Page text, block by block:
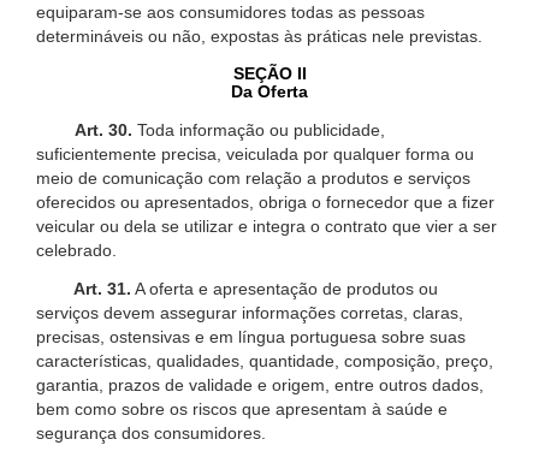
equiparam-se aos consumidores todas as pessoas
determináveis ou não, expostas às práticas nele previstas.
SEÇÃO II
Da Oferta
Art. 30. Toda informação ou publicidade,
suficientemente precisa, veiculada por qualquer forma ou
meio de comunicação com relação a produtos e serviços
oferecidos ou apresentados, obriga o fornecedor que a fizer
veicular ou dela se utilizar e integra o contrato que vier a ser
celebrado.
Art. 31. A oferta e apresentação de produtos ou
serviços devem assegurar informações corretas, claras,
precisas, ostensivas e em língua portuguesa sobre suas
características, qualidades, quantidade, composição, preço,
garantia, prazos de validade e origem, entre outros dados,
bem como sobre os riscos que apresentam à saúde e
segurança dos consumidores.